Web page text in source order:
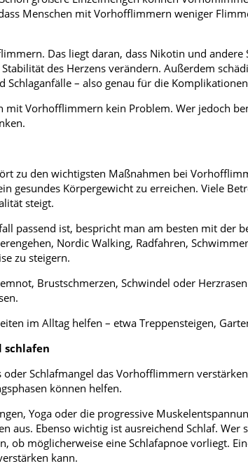
Menschen mit Vorhofflimmern weniger
Das liegt daran, dass Nikotin und
des Herzens verändern. Außerdem
Schlaganfälle – also genau für die
mit Vorhofflimmern kein Problem. Wer jedoch
zu den wichtigsten Maßnahmen bei
gesundes Körpergewicht zu erreichen. Viele
steigt.
passend ist, bespricht man am besten mit der
Nordic Walking, Radfahren,
zu steigern.
Brustschmerzen, Schwindel oder
im Alltag helfen – etwa Treppensteigen,
schlafen
oder Schlafmangel das Vorhofflimmern
können helfen.
Yoga oder die progressive
aus. Ebenso wichtig ist ausreichend Schlaf.
ob möglicherweise eine Schlafapnoe vorliegt.
kann.